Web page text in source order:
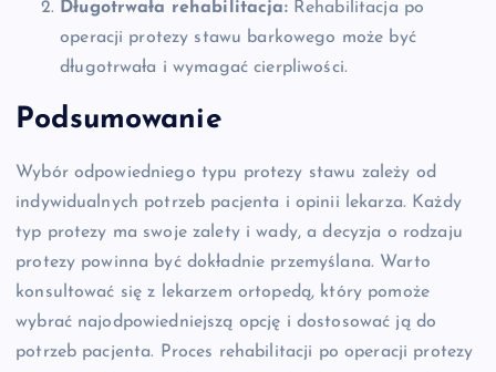
Długotrwała rehabilitacja:Rehabilitacja po
operacji protezy stawu barkowego może być
długotrwała i wymagać cierpliwości.
Podsumowanie
Wybór odpowiedniego typu protezy stawu zależy od
indywidualnych potrzeb pacjenta i opinii lekarza. Każdy
typ protezy ma swoje zalety i wady, a decyzja o rodzaju
protezy powinna być dokładnie przemyślana. Warto
konsultować się z lekarzem ortopedą, który pomoże
wybrać najodpowiedniejszą opcję i dostosować ją do
potrzeb pacjenta. Proces rehabilitacji po operacji protezy